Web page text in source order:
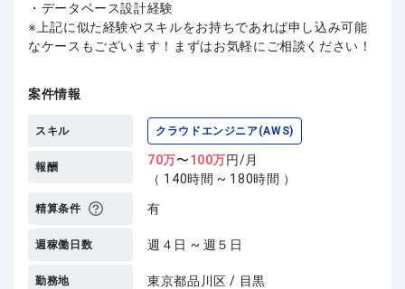
・データベース設計経験
上記に似た経験やスキルをお持ちであれば申し込み可能
なケースもございます！まずはお気軽にご相談ください！
案件情報
スキル クラウドエンジニア(AWS)
報酬 70万〜100万円/月
（ 140時間 ~ 180時間 ）
精算条件 有
週稼働日数 週４日 ~ 週５日
勤務地 東京都品川区 / 目黒